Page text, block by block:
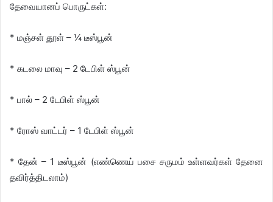
தேவையானப் பொருட்கள்:
* மஞ்சள் தூள் – ¼ டீஸ்பூன்
* கடலை மாவு – 2 டேபிள் ஸ்பூன்
* பால் – 2 டேபிள் ஸ்பூன்
* ரோஸ் வாட்டர் – 1 டேபிள் ஸ்பூன்
* தேன் – 1 டீஸ்பூன் (எண்ணெய் பசை சருமம் உள்ளவர்கள் தேனை
தவிர்த்திடலாம்)